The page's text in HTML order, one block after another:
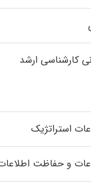
کارشناسی ارشد
استراتژیک
و حفاظت